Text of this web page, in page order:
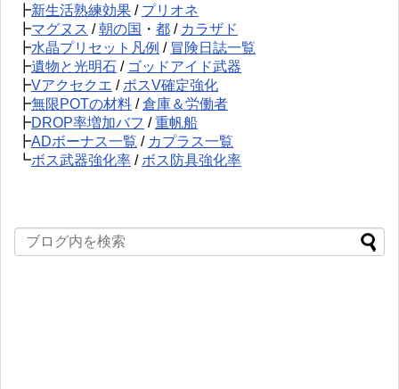
┣新生活熟練効果 / プリオネ
┣マグヌス /朝の国 ・ 都 / カラザド
┣水晶プリセット凡例 / 冒険日誌一覧
┣遺物と光明石 / ゴッドアイド武器
┣Vアクセクエ / ボスV確定強化
┣無限POTの材料 /倉庫＆労働者
┣DROP率増加バフ /重帆船
┣ADボーナス一覧 / カプラス一覧
┗ボス武器強化率 / ボス防具強化率